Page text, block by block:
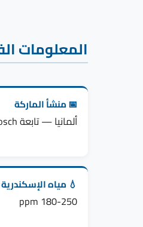
المعلومات
📅 منشأ الماركة
ألمانيا — تابعة Bosch منذ 1932
💧 مياه الإسكندرية
180-250 ppm